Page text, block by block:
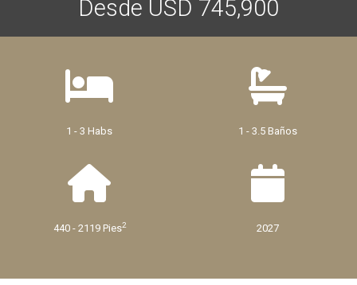
Desde USD 745,900
1 - 3 Habs 1 - 3.5 Baños
440 - 2119 Pies2 2027